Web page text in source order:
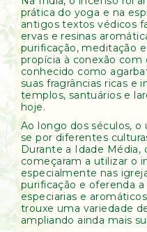
prática do yoga e na
antigos textos védicos
ervas e resinas
purificação, meditação
propícia à conexão com
conhecido como
suas fragrâncias ricas e
templos, santuários e
hoje.
Ao longo dos séculos, o
se por diferentes
Durante a Idade Média,
começaram a utilizar o
especialmente nas
purificação e oferenda
especiarias e
trouxe uma variedade
ampliando ainda mais